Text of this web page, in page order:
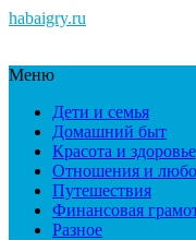
habaigry.ru
Меню
Дети и семья
Домашний быт
Красота и здоровье
Отношения и
Путешествия
Финансовая
Разное